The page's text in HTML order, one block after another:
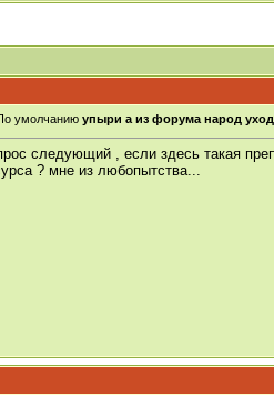
упыри а из форума народ
следующий , если здесь такая
? мне из любопытства...